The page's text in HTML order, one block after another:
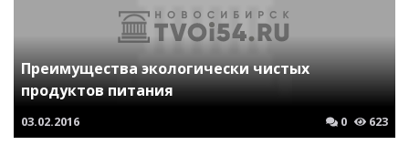
Преимущества экологически чистых
продуктов питания
03.02.2016 0 623